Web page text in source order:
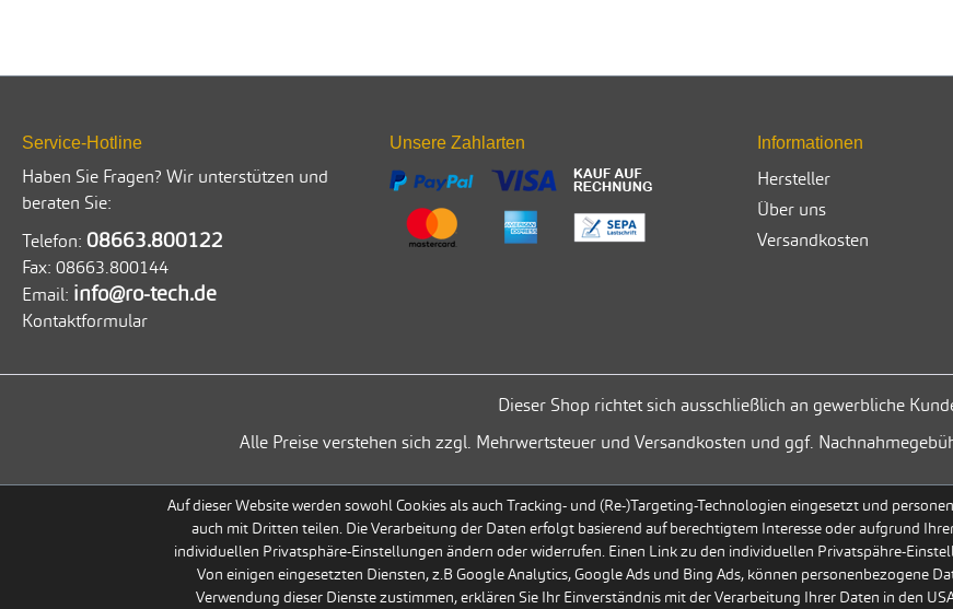
Service-Hotline
Haben Sie Fragen? Wir unterstützen und
beraten Sie:
Telefon: 08663.800122
Fax: 08663.800144
Email: info@ro-tech.de
Kontaktformular
Unsere Zahlarten Informationen
Hersteller
Über uns
Versandkosten
Dieser Shop richtet sich ausschließlich an gewerbliche
Alle Preise verstehen sich zzgl. Mehrwertsteuer und Versandkosten und ggf.
Auf dieser Website werden sowohl Cookies als auch Tracking- und (Re-)Targeting-Technologien eingesetzt und
auch mit Dritten teilen. Die Verarbeitung der Daten erfolgt basierend auf berechtigtem Interesse oder aufgrund
individuellen Privatsphäre-Einstellungen ändern oder widerrufen. Einen Link zu den individuellen Privatspähre-
Von einigen eingesetzten Diensten, z.B Google Analytics, Google Ads und Bing Ads, können personenbezogene
Verwendung dieser Dienste zustimmen, erklären Sie Ihr Einverständnis mit der Verarbeitung Ihrer Daten in den